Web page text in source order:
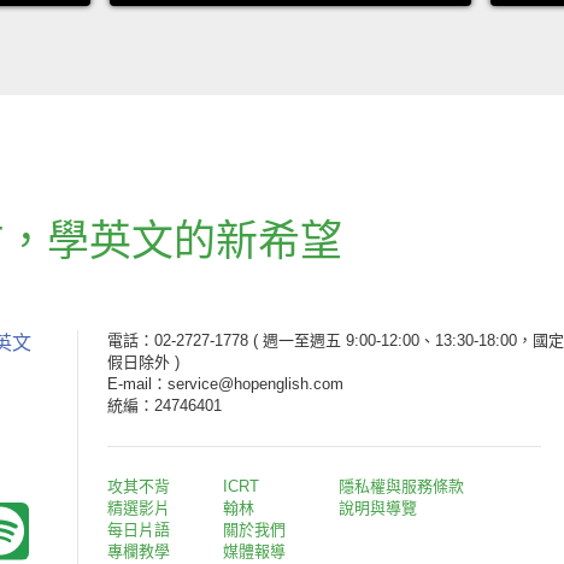
， 學英文的新希望
文 電話：02-2727-1778 ( 週一至週五 9:00-12:00、13:30-18:00，國定
假日除外 )
E-mail：service@hopenglish.com
統編：24746401
攻其不背
精選影片
每日片語
專欄教學
ICRT
翰林
關於我們
媒體報導
隱私權與服務條款
說明與導覽